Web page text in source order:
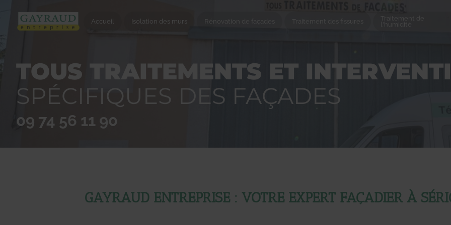
TOUS TRAITEMENTS ET
SPÉCIFIQUES DES FAÇADES
09 74 56 11 90
Accueil Isolation des murs Rénovation de façades
GAYRAUD ENTREPRISE : VOTRE EXPERT FAÇADIER À